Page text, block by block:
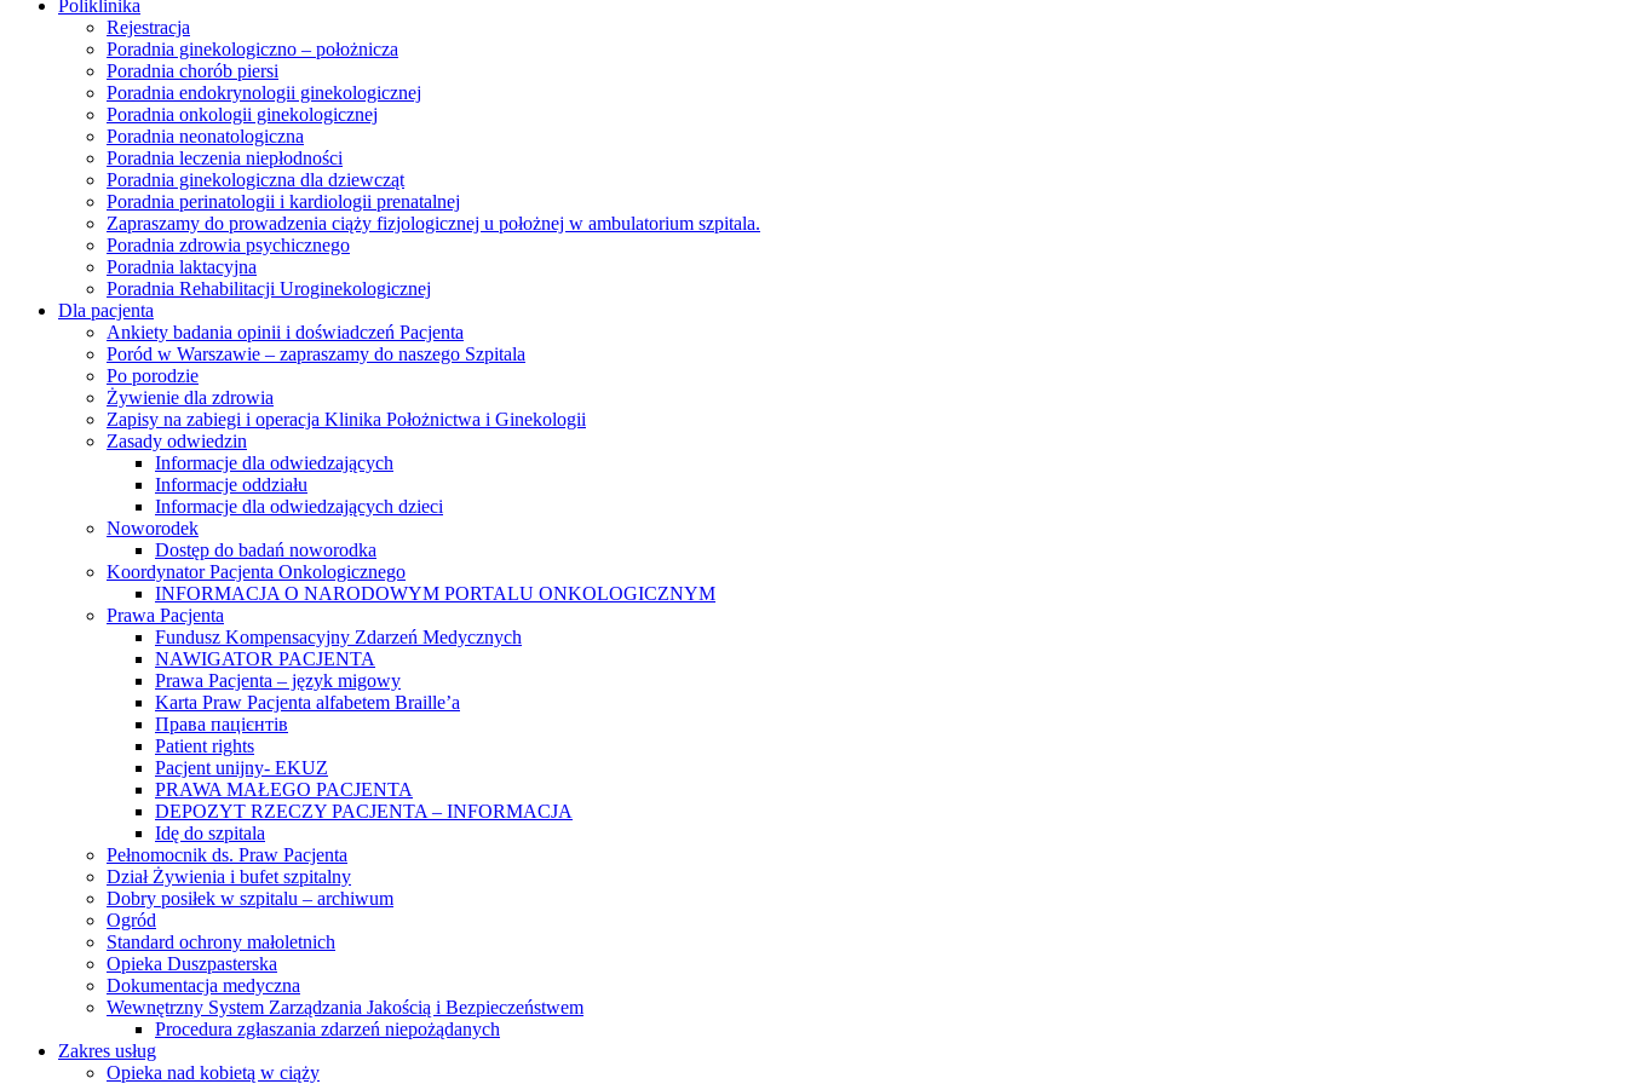
Poliklinika
Rejestracja
Poradnia ginekologiczno – położnicza
Poradnia chorób piersi
Poradnia endokrynologii ginekologicznej
Poradnia onkologii ginekologicznej
Poradnia neonatologiczna
Poradnia leczenia niepłodności
Poradnia ginekologiczna dla dziewcząt
Poradnia perinatologii i kardiologii prenatalnej
Zapraszamy do prowadzenia ciąży fizjologicznej u położnej w ambulatorium szpitala.
Poradnia zdrowia psychicznego
Poradnia laktacyjna
Poradnia Rehabilitacji Uroginekologicznej
Dla pacjenta
Ankiety badania opinii i doświadczeń Pacjenta
Poród w Warszawie – zapraszamy do naszego Szpitala
Po porodzie
Żywienie dla zdrowia
Zapisy na zabiegi i operacja Klinika Położnictwa i Ginekologii
Zasady odwiedzin
Informacje dla odwiedzających
Informacje oddziału
Informacje dla odwiedzających dzieci
Noworodek
Dostęp do badań noworodka
Koordynator Pacjenta Onkologicznego
INFORMACJA O NARODOWYM PORTALU ONKOLOGICZNYM
Prawa Pacjenta
Fundusz Kompensacyjny Zdarzeń Medycznych
NAWIGATOR PACJENTA
Prawa Pacjenta – język migowy
Karta Praw Pacjenta alfabetem Braille’a
Права пацієнтів
Patient rights
Pacjent unijny- EKUZ
PRAWA MAŁEGO PACJENTA
DEPOZYT RZECZY PACJENTA – INFORMACJA
Idę do szpitala
Pełnomocnik ds. Praw Pacjenta
Dział Żywienia i bufet szpitalny
Dobry posiłek w szpitalu – archiwum
Ogród
Standard ochrony małoletnich
Opieka Duszpasterska
Dokumentacja medyczna
Wewnętrzny System Zarządzania Jakością i Bezpieczeństwem
Procedura zgłaszania zdarzeń niepożądanych
Zakres usług
Opieka nad kobietą w ciąży